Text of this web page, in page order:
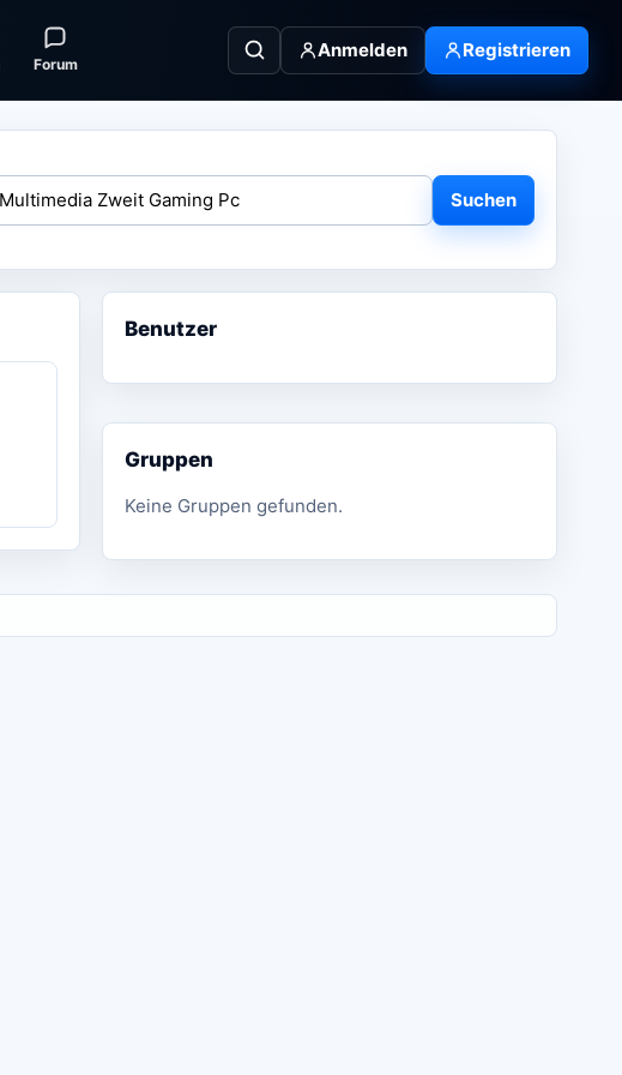
Forum
Anmelden Registrieren
Suchen
Benutzer
Gruppen
Keine Gruppen gefunden.